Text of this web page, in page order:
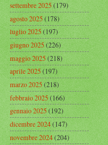
settembre 2025(179)
agosto 2025(178)
luglio 2025(197)
giugno 2025(226)
maggio 2025(218)
aprile 2025(197)
marzo 2025(218)
febbraio 2025(166)
gennaio 2025(192)
dicembre 2024(147)
novembre 2024(204)